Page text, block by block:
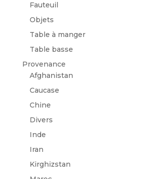
Fauteuil
Objets
Table à manger
Table basse
Provenance
Afghanistan
Caucase
Chine
Divers
Inde
Iran
Kirghizstan